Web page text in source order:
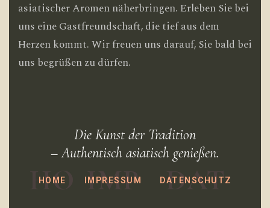
asiatischer Aromen näherbringen. Erleben Sie bei
uns eine Gastfreundschaft, die tief aus dem
Herzen kommt. Wir freuen uns darauf, Sie bald bei
uns begrüßen zu dürfen.
Die Kunst der Tradition
– Authentisch asiatisch genießen.
HO
HOME IMP
IMPRESSUM DAT
DATENSCHUTZ